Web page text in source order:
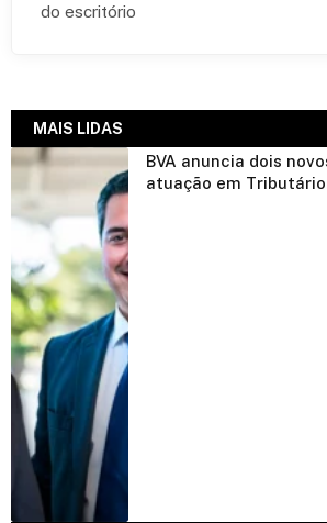
do escritório
MAIS LIDAS
BVA anuncia dois
atuação em